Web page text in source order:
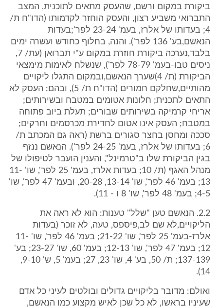
ביקורת במקום ורשם, שהעסק מתאים לתוכנית, המצב
התברואי משביע רצון, והעסק הוחזר לקדמותו (הדו"ח ת/
4; בעדותו של אלרז, בעמ' 23-24 לפר';בעדות
הנאשם,בע' 136 לפר'). והנה, בחלוף כחודש ועשרה ימים
בלבד,נערכה ביקורת חוזרת במקום ע"י תברואן (עת/ 7,
ניסים טבו-בעמ' 78-79 לפר'), שנשלח לאימות מימצאי
הביקורת (ת/ 4)שערך הנאשם,ובמקום התגלו ליקויים
מהותיים,שחלקם חמורים (הדו"ח ת/ 5), ובהם: העסק לא
התאים לתכנית; חלונות אטומים במטבח ובשירותים;
אריחי קרמיקה בשירותים שבורים; תעלת ביוב פתוחה
במטבח; העסק אינו אטום לחדירת מכרסמים וחרקים;
סככה ומחסן בחצר סגורים ברשת (ראה גם המכתב ת/
6; בעדותו של אלרז, בעמ' 24-25 לפר'). הנאשם ננזף
בגין הביקורת שלו ב"טרמינל", והענין הועבר לטיפולו של
מנהל האגף (ת/ 10; בעדות אלרז, בעמ' 25 לפר', שו' 11-
13; בעמ' 46 לפר', שו' 13-14, 20-28, ובעמ' 47 לפר', שו'
4-5; בעמ' 48 לפר', שו' 8 ו - 11).
2.2. הנאשם טען "שלל" טענות: הוא לא ראה את
הליקויים,לא שם לב,פיספס, טעה, לא זוכר (בעדות
אלרז-בעמ' 25 לפר', שו' 21-22; בעמ' 46 לפר', שו' 11-
12; בעמ' 47 לפר', שו' 12-13; בעמ' 60, שו' 23-27; בע'
137-139; ת/ 50, בע' 4, שו' 23, 27; בעמ' 5, ש' 9-10,
14).
ואולם: מדובר בליקויים גדולים ובולטים לעיני כל אדם
שעיניו בראשו, לא כל שכן לאיש מקצוע כמו הנאשם,